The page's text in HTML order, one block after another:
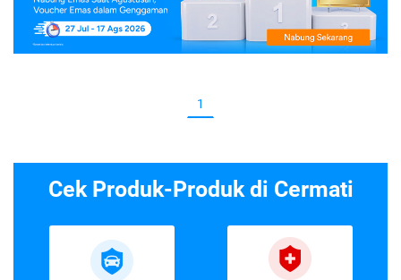
1
Cek Produk-Produk di Cermati